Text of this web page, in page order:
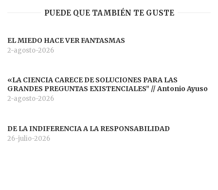
PUEDE QUE TAMBIÉN TE GUSTE
EL MIEDO HACE VER FANTASMAS
2-agosto-2026
«LA CIENCIA CARECE DE SOLUCIONES PARA LAS
GRANDES PREGUNTAS EXISTENCIALES” // Antonio Ayuso
2-agosto-2026
DE LA INDIFERENCIA A LA RESPONSABILIDAD
26-julio-2026